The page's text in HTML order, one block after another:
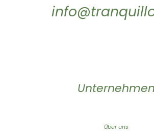
Unternehmen
Über uns